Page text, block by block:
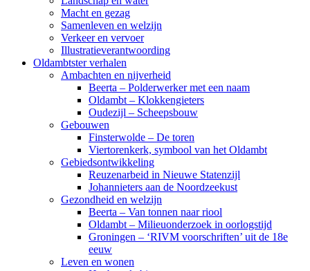
Macht en gezag
Samenleven en welzijn
Verkeer en vervoer
Illustratieverantwoording
Oldambtster verhalen
Ambachten en nijverheid
Beerta – Polderwerker met een naam
Oldambt – Klokkengieters
Oudezijl – Scheepsbouw
Gebouwen
Finsterwolde – De toren
Viertorenkerk, symbool van het Oldambt
Gebiedsontwikkeling
Reuzenarbeid in Nieuwe Statenzijl
Johannieters aan de Noordzeekust
Gezondheid en welzijn
Beerta – Van tonnen naar riool
Oldambt – Milieuonderzoek in oorlogstijd
Groningen – ‘RIVM voorschriften’ uit de 18e
eeuw
Leven en wonen